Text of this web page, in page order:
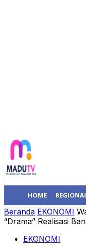
HOME
Beranda EKONOMI
“Drama” Realisasi
EKONOMI